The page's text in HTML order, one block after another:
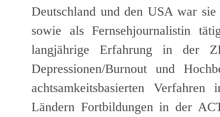
Deutschland und den USA war
sowie als Fernsehjournalistin
langjährige Erfahrung in der
Depressionen/Burnout und
achtsamkeitsbasierten
Ländern Fortbildungen in der